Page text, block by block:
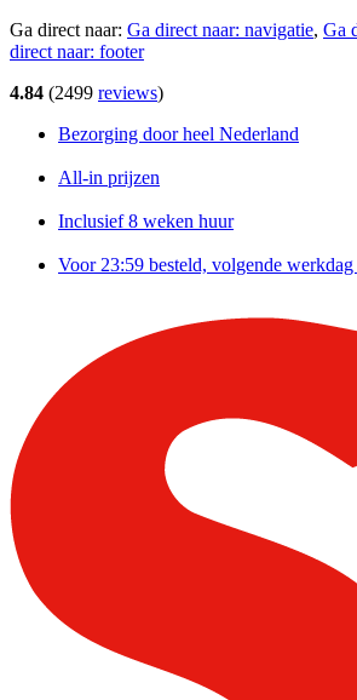
Ga direct naar: Ga direct naar: navigatie, Ga
direct naar: footer
4.84 (2499 reviews)
Bezorging door heel Nederland
All-in prijzen
Inclusief 8 weken huur
Voor 23:59 besteld, volgende werkdag